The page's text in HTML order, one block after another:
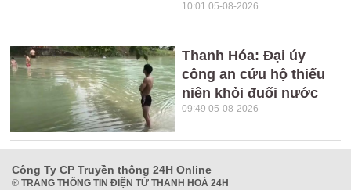
10:01 05-08-2026
Thanh Hóa: Đại úy
công an cứu hộ thiếu
niên khỏi đuối nước
09:49 05-08-2026
Công Ty CP Truyền thông 24H Online
® TRANG THÔNG TIN ĐIỆN TỬ THANH HOÁ 24H